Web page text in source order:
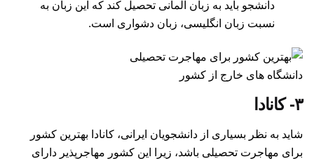
دانشجو باید به زبان آلمانی تحصیل کند که این زبان به
نسبت زبان انگلیسی، زبان دشواری است.
دانشگاه های خارج از کشور
۳- کانادا
شاید به نظر بسیاری از دانشجویان ایرانی، کانادا بهترین کشور
برای مهاجرت تحصیلی باشد، زیرا این کشور مهاجرپذیر دارای